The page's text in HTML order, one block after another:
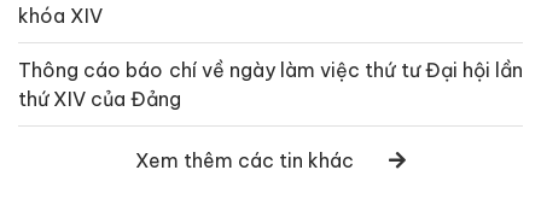
khóa XIV
Thông cáo báo chí về ngày làm việc thứ tư Đại hội lần
thứ XIV của Đảng
Xem thêm các tin khác